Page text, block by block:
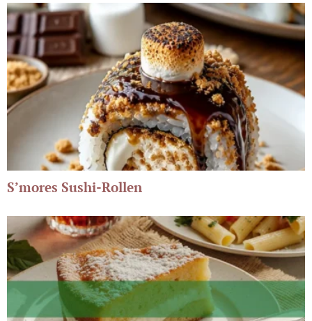
S’mores Sushi-Rollen